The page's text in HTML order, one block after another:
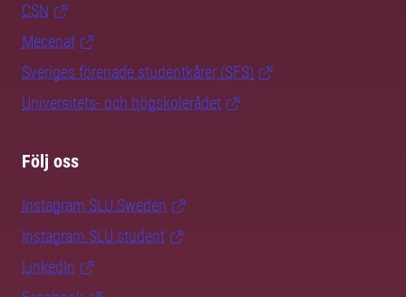
CSN
Mecenat
Sveriges förenade studentkårer (SFS)
Universitets- och högskolerådet
Följ oss
Instagram SLU.Sweden
Instagram SLU.student
LinkedIn